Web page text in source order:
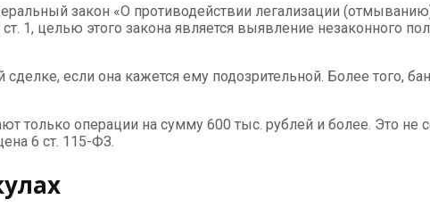
закон «О противодействии легализации
1, целью этого закона является выявление незаконного
если она кажется ему подозрительной. Более того,
только операции на сумму 600 тыс. рублей и более. Это
6 ст. 115-ФЗ.